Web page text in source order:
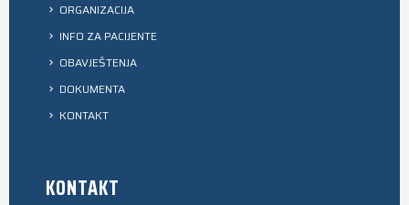
ORGANIZACIJA
INFO ZA PACIJENTE
OBAVJEŠTENJA
DOKUMENTA
KONTAKT
KONTAKT